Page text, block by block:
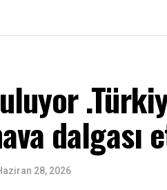
28, 2026